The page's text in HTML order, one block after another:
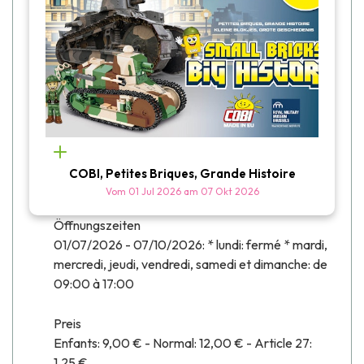
COBI, Petites Briques, Grande Histoire
Vom 01 Jul 2026 am 07 Okt 2026
Öffnungszeiten
01/07/2026 - 07/10/2026: * lundi: fermé * mardi,
mercredi, jeudi, vendredi, samedi et dimanche: de
09:00 à 17:00
Preis
Enfants: 9,00 € - Normal: 12,00 € - Article 27: